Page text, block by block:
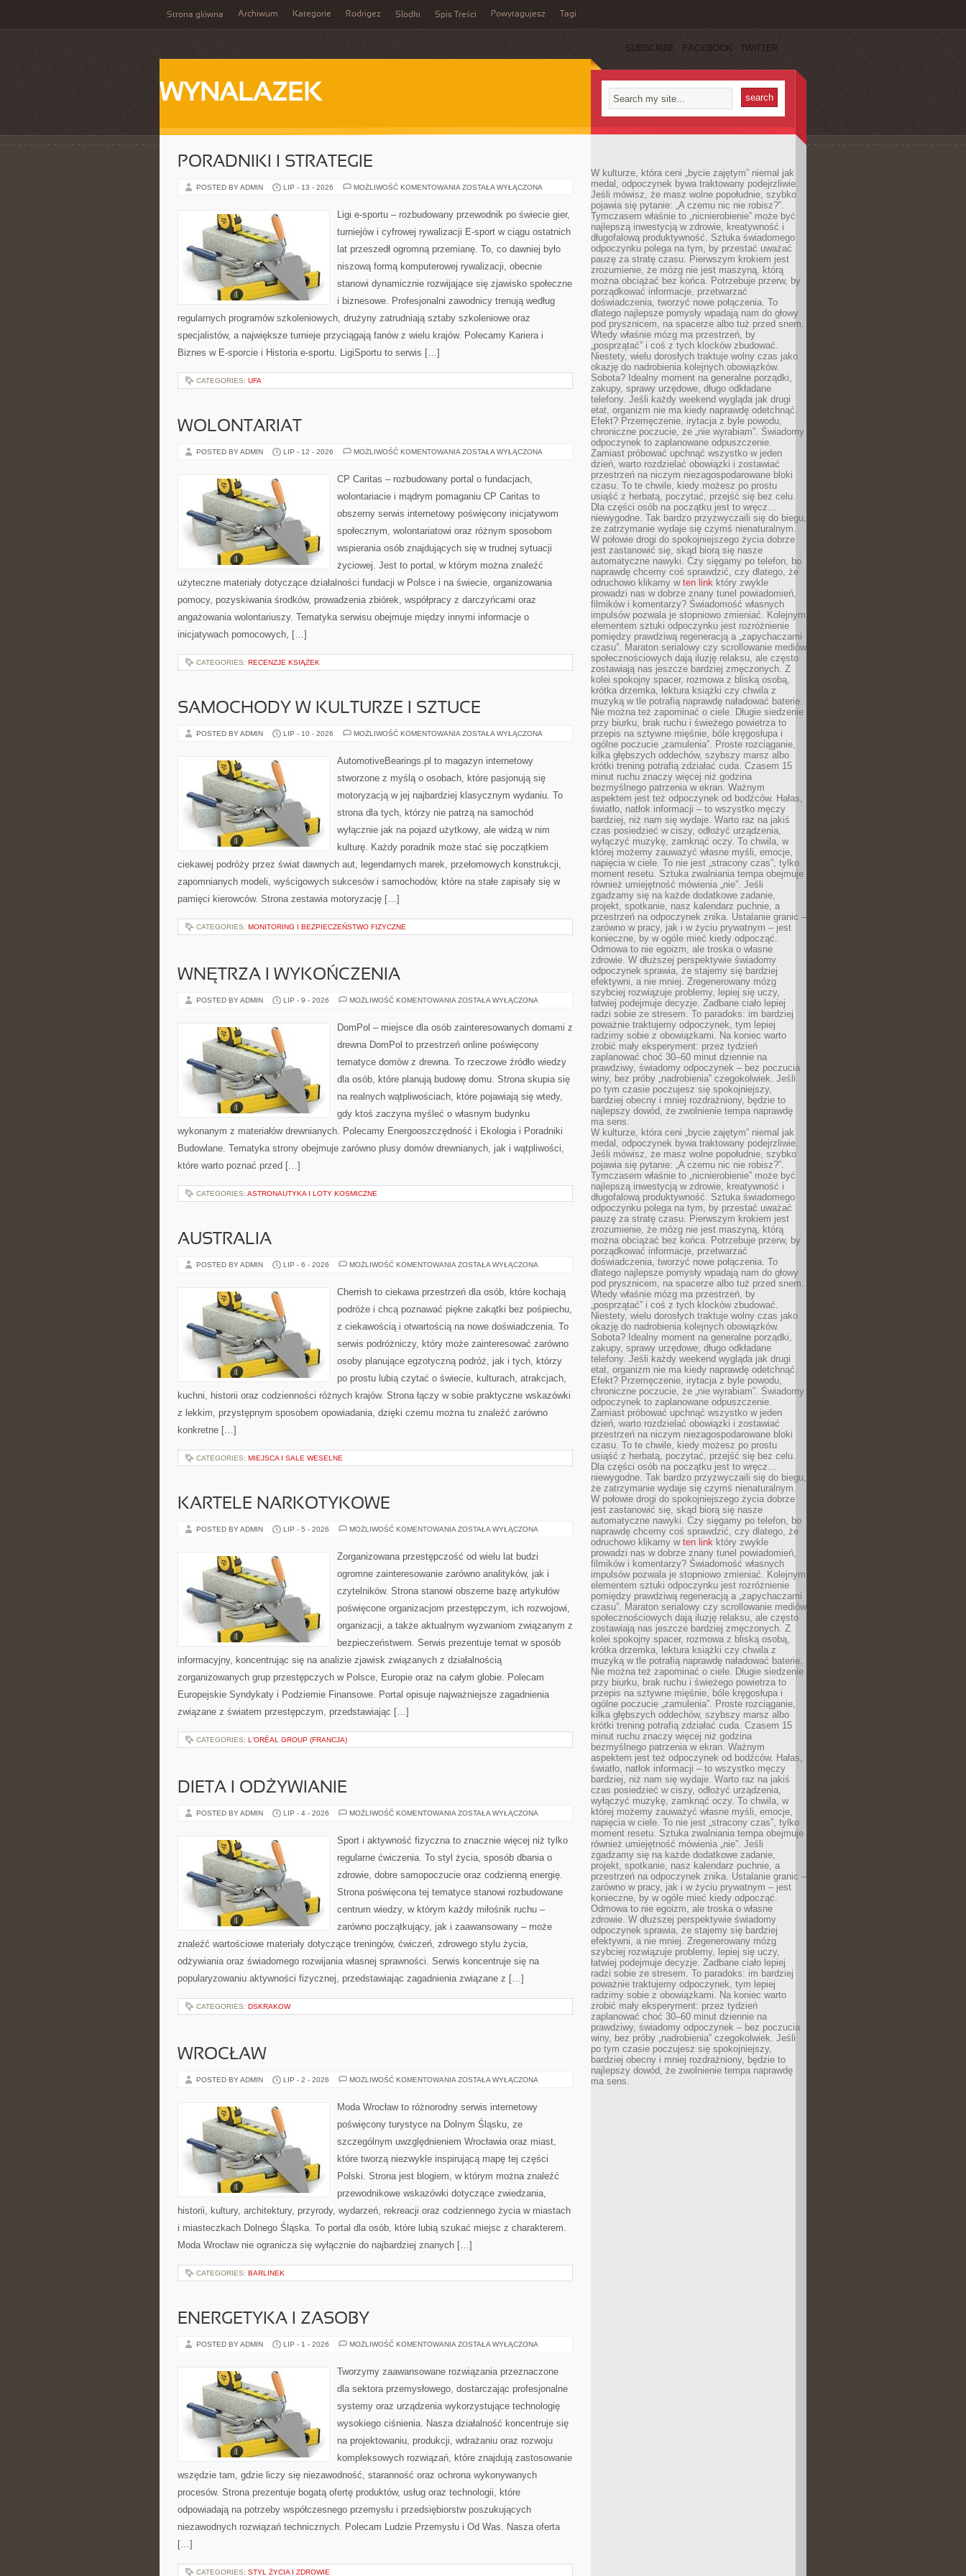
Strona główna Archiwum Kategorie Rodrigez Słodki Spis Treści Powytagujesz Tagi
SUBSCRIBE FACEBOOK TWITTER
WYNALAZEK
PORADNIKI I STRATEGIE
POSTED BY ADMIN LIP - 13 - 2026 MOŻLIWOŚĆ KOMENTOWANIA PORADNIKI
ZOSTAŁA WYŁĄCZONA
Ligi e-sportu – rozbudowany przewodnik po świecie gier,
turniejów i cyfrowej rywalizacji E-sport w ciągu ostatnich
lat przeszedł ogromną przemianę. To, co dawniej było
niszową formą komputerowej rywalizacji, obecnie
stanowi dynamicznie rozwijające się zjawisko społeczne
i biznesowe. Profesjonalni zawodnicy trenują według
regularnych programów szkoleniowych, drużyny zatrudniają sztaby szkoleniowe oraz
specjalistów, a największe turnieje przyciągają fanów z wielu krajów. Polecamy Kariera i
Biznes w E-sporcie i Historia e-sportu. LigiSportu to serwis […]
CATEGORIES: UFA
WOLONTARIAT
POSTED BY ADMIN LIP - 12 - 2026 MOŻLIWOŚĆ KOMENTOWANIA WOLONTARIAT
ZOSTAŁA WYŁĄCZONA
CP Caritas – rozbudowany portal o fundacjach,
wolontariacie i mądrym pomaganiu CP Caritas to
obszerny serwis internetowy poświęcony inicjatywom
społecznym, wolontariatowi oraz różnym sposobom
wspierania osób znajdujących się w trudnej sytuacji
życiowej. Jest to portal, w którym można znaleźć
użyteczne materiały dotyczące działalności fundacji w Polsce i na świecie, organizowania
pomocy, pozyskiwania środków, prowadzenia zbiórek, współpracy z darczyńcami oraz
angażowania wolontariuszy. Tematyka serwisu obejmuje między innymi informacje o
inicjatywach pomocowych, […]
CATEGORIES: RECENZJE KSIĄŻEK
SAMOCHODY W KULTURZE I SZTUCE
POSTED BY ADMIN LIP - 10 - 2026 MOŻLIWOŚĆ KOMENTOWANIA SAMOCHODY
SZTUCE
ZOSTAŁA WYŁĄCZONA
AutomotiveBearings.pl to magazyn internetowy
stworzone z myślą o osobach, które pasjonują się
motoryzacją w jej najbardziej klasycznym wydaniu. To
strona dla tych, którzy nie patrzą na samochód
wyłącznie jak na pojazd użytkowy, ale widzą w nim
kulturę. Każdy poradnik może stać się początkiem
ciekawej podróży przez świat dawnych aut, legendarnych marek, przełomowych konstrukcji,
zapomnianych modeli, wyścigowych sukcesów i samochodów, które na stałe zapisały się w
pamięci kierowców. Strona zestawia motoryzację […]
CATEGORIES: MONITORING I BEZPIECZEŃSTWO FIZYCZNE
WNĘTRZA I WYKOŃCZENIA
POSTED BY ADMIN LIP - 9 - 2026 MOŻLIWOŚĆ KOMENTOWANIA WNĘTRZA
ZOSTAŁA WYŁĄCZONA
DomPol – miejsce dla osób zainteresowanych domami z
drewna DomPol to przestrzeń online poświęcony
tematyce domów z drewna. To rzeczowe źródło wiedzy
dla osób, które planują budowę domu. Strona skupia się
na realnych wątpliwościach, które pojawiają się wtedy,
gdy ktoś zaczyna myśleć o własnym budynku
wykonanym z materiałów drewnianych. Polecamy Energooszczędność i Ekologia i Poradniki
Budowlane. Tematyka strony obejmuje zarówno plusy domów drewnianych, jak i wątpliwości,
które warto poznać przed […]
CATEGORIES: ASTRONAUTYKA I LOTY KOSMICZNE
AUSTRALIA
POSTED BY ADMIN LIP - 6 - 2026 MOŻLIWOŚĆ KOMENTOWANIA AUSTRALIA
ZOSTAŁA WYŁĄCZONA
Cherrish to ciekawa przestrzeń dla osób, które kochają
podróże i chcą poznawać piękne zakątki bez pośpiechu,
z ciekawością i otwartością na nowe doświadczenia. To
serwis podróżniczy, który może zainteresować zarówno
osoby planujące egzotyczną podróż, jak i tych, którzy
po prostu lubią czytać o świecie, kulturach, atrakcjach,
kuchni, historii oraz codzienności różnych krajów. Strona łączy w sobie praktyczne wskazówki
z lekkim, przystępnym sposobem opowiadania, dzięki czemu można tu znaleźć zarówno
konkretne […]
CATEGORIES: MIEJSCA I SALE WESELNE
KARTELE NARKOTYKOWE
POSTED BY ADMIN LIP - 5 - 2026 MOŻLIWOŚĆ KOMENTOWANIA KARTELE
ZOSTAŁA WYŁĄCZONA
Zorganizowana przestępczość od wielu lat budzi
ogromne zainteresowanie zarówno analityków, jak i
czytelników. Strona stanowi obszerne bazę artykułów
poświęcone organizacjom przestępczym, ich rozwojowi,
organizacji, a także aktualnym wyzwaniom związanym z
bezpieczeństwem. Serwis prezentuje temat w sposób
informacyjny, koncentrując się na analizie zjawisk związanych z działalnością
zorganizowanych grup przestępczych w Polsce, Europie oraz na całym globie. Polecam
Europejskie Syndykaty i Podziemie Finansowe. Portal opisuje najważniejsze zagadnienia
związane z światem przestępczym, przedstawiając […]
CATEGORIES: L'ORÉAL GROUP (FRANCJA)
DIETA I ODŻYWIANIE
POSTED BY ADMIN LIP - 4 - 2026 MOŻLIWOŚĆ KOMENTOWANIA DIETA
ZOSTAŁA WYŁĄCZONA
Sport i aktywność fizyczna to znacznie więcej niż tylko
regularne ćwiczenia. To styl życia, sposób dbania o
zdrowie, dobre samopoczucie oraz codzienną energię.
Strona poświęcona tej tematyce stanowi rozbudowane
centrum wiedzy, w którym każdy miłośnik ruchu –
zarówno początkujący, jak i zaawansowany – może
znaleźć wartościowe materiały dotyczące treningów, ćwiczeń, zdrowego stylu życia,
odżywiania oraz świadomego rozwijania własnej sprawności. Serwis koncentruje się na
popularyzowaniu aktywności fizycznej, przedstawiając zagadnienia związane z […]
CATEGORIES: DSKRAKOW
WROCŁAW
POSTED BY ADMIN LIP - 2 - 2026 MOŻLIWOŚĆ KOMENTOWANIA WROCŁAW
ZOSTAŁA WYŁĄCZONA
Moda Wrocław to różnorodny serwis internetowy
poświęcony turystyce na Dolnym Śląsku, ze
szczególnym uwzględnieniem Wrocławia oraz miast,
które tworzą niezwykle inspirującą mapę tej części
Polski. Strona jest blogiem, w którym można znaleźć
przewodnikowe wskazówki dotyczące zwiedzania,
historii, kultury, architektury, przyrody, wydarzeń, rekreacji oraz codziennego życia w miastach
i miasteczkach Dolnego Śląska. To portal dla osób, które lubią szukać miejsc z charakterem.
Moda Wrocław nie ogranicza się wyłącznie do najbardziej znanych […]
CATEGORIES: BARLINEK
ENERGETYKA I ZASOBY
POSTED BY ADMIN LIP - 1 - 2026 MOŻLIWOŚĆ KOMENTOWANIA ENERGETYKA
ZOSTAŁA WYŁĄCZONA
Tworzymy zaawansowane rozwiązania przeznaczone
dla sektora przemysłowego, dostarczając profesjonalne
systemy oraz urządzenia wykorzystujące technologię
wysokiego ciśnienia. Nasza działalność koncentruje się
na projektowaniu, produkcji, wdrażaniu oraz rozwoju
kompleksowych rozwiązań, które znajdują zastosowanie
wszędzie tam, gdzie liczy się niezawodność, staranność oraz ochrona wykonywanych
procesów. Strona prezentuje bogatą ofertę produktów, usług oraz technologii, które
odpowiadają na potrzeby współczesnego przemysłu i przedsiębiorstw poszukujących
niezawodnych rozwiązań technicznych. Polecam Ludzie Przemysłu i Od Was. Nasza oferta
[…]
CATEGORIES: STYL ŻYCIA I ZDROWIE
W kulturze, która ceni „bycie zajętym” niemal jak
medal, odpoczynek bywa traktowany podejrzliwie.
Jeśli mówisz, że masz wolne popołudnie, szybko
pojawia się pytanie: „A czemu nic nie robisz?”.
Tymczasem właśnie to „nicnierobienie” może być
najlepszą inwestycją w zdrowie, kreatywność i
długofalową produktywność. Sztuka świadomego
odpoczynku polega na tym, by przestać uważać
pauzę za stratę czasu. Pierwszym krokiem jest
zrozumienie, że mózg nie jest maszyną, którą
można obciążać bez końca. Potrzebuje przerw, by
porządkować informacje, przetwarzać
doświadczenia, tworzyć nowe połączenia. To
dlatego najlepsze pomysły wpadają nam do głowy
pod prysznicem, na spacerze albo tuż przed snem.
Wtedy właśnie mózg ma przestrzeń, by
„posprzątać” i coś z tych klocków zbudować.
Niestety, wielu dorosłych traktuje wolny czas jako
okazję do nadrobienia kolejnych obowiązków.
Sobota? Idealny moment na generalne porządki,
zakupy, sprawy urzędowe, długo odkładane
telefony. Jeśli każdy weekend wygląda jak drugi
etat, organizm nie ma kiedy naprawdę odetchnąć.
Efekt? Przemęczenie, irytacja z byle powodu,
chroniczne poczucie, że „nie wyrabiam”. Świadomy
odpoczynek to zaplanowane odpuszczenie.
Zamiast próbować upchnąć wszystko w jeden
dzień, warto rozdzielać obowiązki i zostawiać
przestrzeń na niczym niezagospodarowane bloki
czasu. To te chwile, kiedy możesz po prostu
usiąść z herbatą, poczytać, przejść się bez celu.
Dla części osób na początku jest to wręcz…
niewygodne. Tak bardzo przyzwyczaili się do biegu,
że zatrzymanie wydaje się czymś nienaturalnym.
W połowie drogi do spokojniejszego życia dobrze
jest zastanowić się, skąd biorą się nasze
automatyczne nawyki. Czy sięgamy po telefon, bo
naprawdę chcemy coś sprawdzić, czy dlatego, że
odruchowo klikamy w ten link który zwykle
prowadzi nas w dobrze znany tunel powiadomień,
filmików i komentarzy? Świadomość własnych
impulsów pozwala je stopniowo zmieniać. Kolejnym
elementem sztuki odpoczynku jest rozróżnienie
pomiędzy prawdziwą regeneracją a „zapychaczami
czasu”. Maraton serialowy czy scrollowanie mediów
społecznościowych dają iluzję relaksu, ale często
zostawiają nas jeszcze bardziej zmęczonych. Z
kolei spokojny spacer, rozmowa z bliską osobą,
krótka drzemka, lektura książki czy chwila z
muzyką w tle potrafią naprawdę naładować baterie.
Nie można też zapominać o ciele. Długie siedzenie
przy biurku, brak ruchu i świeżego powietrza to
przepis na sztywne mięśnie, bóle kręgosłupa i
ogólne poczucie „zamulenia”. Proste rozciąganie,
kilka głębszych oddechów, szybszy marsz albo
krótki trening potrafią zdziałać cuda. Czasem 15
minut ruchu znaczy więcej niż godzina
bezmyślnego patrzenia w ekran. Ważnym
aspektem jest też odpoczynek od bodźców. Hałas,
światło, natłok informacji – to wszystko męczy
bardziej, niż nam się wydaje. Warto raz na jakiś
czas posiedzieć w ciszy, odłożyć urządzenia,
wyłączyć muzykę, zamknąć oczy. To chwila, w
której możemy zauważyć własne myśli, emocje,
napięcia w ciele. To nie jest „stracony czas”, tylko
moment resetu. Sztuka zwalniania tempa obejmuje
również umiejętność mówienia „nie”. Jeśli
zgadzamy się na każde dodatkowe zadanie,
projekt, spotkanie, nasz kalendarz puchnie, a
przestrzeń na odpoczynek znika. Ustalanie granic –
zarówno w pracy, jak i w życiu prywatnym – jest
konieczne, by w ogóle mieć kiedy odpocząć.
Odmowa to nie egoizm, ale troska o własne
zdrowie. W dłuższej perspektywie świadomy
odpoczynek sprawia, że stajemy się bardziej
efektywni, a nie mniej. Zregenerowany mózg
szybciej rozwiązuje problemy, lepiej się uczy,
łatwiej podejmuje decyzje. Zadbane ciało lepiej
radzi sobie ze stresem. To paradoks: im bardziej
poważnie traktujemy odpoczynek, tym lepiej
radzimy sobie z obowiązkami. Na koniec warto
zrobić mały eksperyment: przez tydzień
zaplanować choć 30–60 minut dziennie na
prawdziwy, świadomy odpoczynek – bez poczucia
winy, bez próby „nadrobienia” czegokolwiek. Jeśli
po tym czasie poczujesz się spokojniejszy,
bardziej obecny i mniej rozdrażniony, będzie to
najlepszy dowód, że zwolnienie tempa naprawdę
ma sens.
W kulturze, która ceni „bycie zajętym” niemal jak
medal, odpoczynek bywa traktowany podejrzliwie.
Jeśli mówisz, że masz wolne popołudnie, szybko
pojawia się pytanie: „A czemu nic nie robisz?”.
Tymczasem właśnie to „nicnierobienie” może być
najlepszą inwestycją w zdrowie, kreatywność i
długofalową produktywność. Sztuka świadomego
odpoczynku polega na tym, by przestać uważać
pauzę za stratę czasu. Pierwszym krokiem jest
zrozumienie, że mózg nie jest maszyną, którą
można obciążać bez końca. Potrzebuje przerw, by
porządkować informacje, przetwarzać
doświadczenia, tworzyć nowe połączenia. To
dlatego najlepsze pomysły wpadają nam do głowy
pod prysznicem, na spacerze albo tuż przed snem.
Wtedy właśnie mózg ma przestrzeń, by
„posprzątać” i coś z tych klocków zbudować.
Niestety, wielu dorosłych traktuje wolny czas jako
okazję do nadrobienia kolejnych obowiązków.
Sobota? Idealny moment na generalne porządki,
zakupy, sprawy urzędowe, długo odkładane
telefony. Jeśli każdy weekend wygląda jak drugi
etat, organizm nie ma kiedy naprawdę odetchnąć.
Efekt? Przemęczenie, irytacja z byle powodu,
chroniczne poczucie, że „nie wyrabiam”. Świadomy
odpoczynek to zaplanowane odpuszczenie.
Zamiast próbować upchnąć wszystko w jeden
dzień, warto rozdzielać obowiązki i zostawiać
przestrzeń na niczym niezagospodarowane bloki
czasu. To te chwile, kiedy możesz po prostu
usiąść z herbatą, poczytać, przejść się bez celu.
Dla części osób na początku jest to wręcz…
niewygodne. Tak bardzo przyzwyczaili się do biegu,
że zatrzymanie wydaje się czymś nienaturalnym.
W połowie drogi do spokojniejszego życia dobrze
jest zastanowić się, skąd biorą się nasze
automatyczne nawyki. Czy sięgamy po telefon, bo
naprawdę chcemy coś sprawdzić, czy dlatego, że
odruchowo klikamy w ten link który zwykle
prowadzi nas w dobrze znany tunel powiadomień,
filmików i komentarzy? Świadomość własnych
impulsów pozwala je stopniowo zmieniać. Kolejnym
elementem sztuki odpoczynku jest rozróżnienie
pomiędzy prawdziwą regeneracją a „zapychaczami
czasu”. Maraton serialowy czy scrollowanie mediów
społecznościowych dają iluzję relaksu, ale często
zostawiają nas jeszcze bardziej zmęczonych. Z
kolei spokojny spacer, rozmowa z bliską osobą,
krótka drzemka, lektura książki czy chwila z
muzyką w tle potrafią naprawdę naładować baterie.
Nie można też zapominać o ciele. Długie siedzenie
przy biurku, brak ruchu i świeżego powietrza to
przepis na sztywne mięśnie, bóle kręgosłupa i
ogólne poczucie „zamulenia”. Proste rozciąganie,
kilka głębszych oddechów, szybszy marsz albo
krótki trening potrafią zdziałać cuda. Czasem 15
minut ruchu znaczy więcej niż godzina
bezmyślnego patrzenia w ekran. Ważnym
aspektem jest też odpoczynek od bodźców. Hałas,
światło, natłok informacji – to wszystko męczy
bardziej, niż nam się wydaje. Warto raz na jakiś
czas posiedzieć w ciszy, odłożyć urządzenia,
wyłączyć muzykę, zamknąć oczy. To chwila, w
której możemy zauważyć własne myśli, emocje,
napięcia w ciele. To nie jest „stracony czas”, tylko
moment resetu. Sztuka zwalniania tempa obejmuje
również umiejętność mówienia „nie”. Jeśli
zgadzamy się na każde dodatkowe zadanie,
projekt, spotkanie, nasz kalendarz puchnie, a
przestrzeń na odpoczynek znika. Ustalanie granic –
zarówno w pracy, jak i w życiu prywatnym – jest
konieczne, by w ogóle mieć kiedy odpocząć.
Odmowa to nie egoizm, ale troska o własne
zdrowie. W dłuższej perspektywie świadomy
odpoczynek sprawia, że stajemy się bardziej
efektywni, a nie mniej. Zregenerowany mózg
szybciej rozwiązuje problemy, lepiej się uczy,
łatwiej podejmuje decyzje. Zadbane ciało lepiej
radzi sobie ze stresem. To paradoks: im bardziej
poważnie traktujemy odpoczynek, tym lepiej
radzimy sobie z obowiązkami. Na koniec warto
zrobić mały eksperyment: przez tydzień
zaplanować choć 30–60 minut dziennie na
prawdziwy, świadomy odpoczynek – bez poczucia
winy, bez próby „nadrobienia” czegokolwiek. Jeśli
po tym czasie poczujesz się spokojniejszy,
bardziej obecny i mniej rozdrażniony, będzie to
najlepszy dowód, że zwolnienie tempa naprawdę
ma sens.